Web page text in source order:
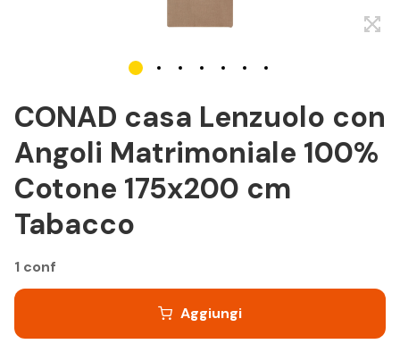
CONAD casa Lenzuolo con
Angoli Matrimoniale 100%
Cotone 175x200 cm
Tabacco
1 conf
Aggiungi